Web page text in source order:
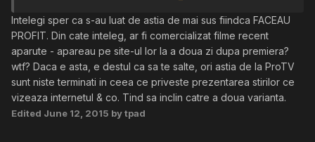
Intelegi sper ca s-au luat de astia de mai sus fiindca FACEAU
PROFIT. Din cate inteleg, ar fi comercializat filme recent
aparute - apareau pe site-ul lor la a doua zi dupa premiera?
wtf? Daca e asta, e destul ca sa te salte, ori astia de la ProTV
sunt niste terminati in ceea ce priveste prezentarea stirilor ce
vizeaza internetul & co. Tind sa inclin catre a doua varianta.
Edited June 12, 2015 by tpad